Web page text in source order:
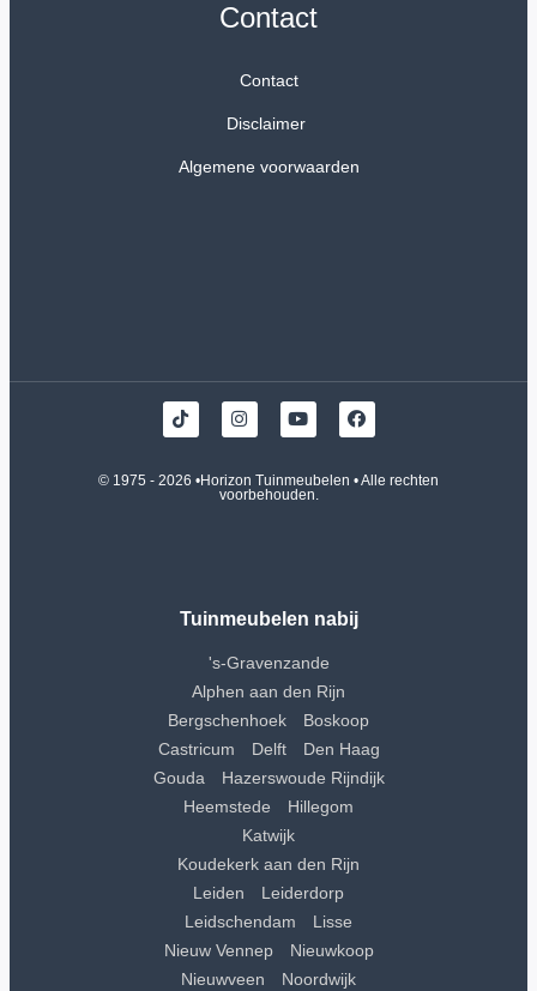
Contact
Contact
Disclaimer
Algemene voorwaarden
© 1975 - 2026 •Horizon Tuinmeubelen • Alle rechten
voorbehouden.
Tuinmeubelen nabij
's-Gravenzande
Alphen aan den Rijn
Bergschenhoek
Boskoop
Castricum
Delft
Den Haag
Gouda
Hazerswoude Rijndijk
Heemstede
Hillegom
Katwijk
Koudekerk aan den Rijn
Leiden
Leiderdorp
Leidschendam
Lisse
Nieuw Vennep
Nieuwkoop
Nieuwveen
Noordwijk